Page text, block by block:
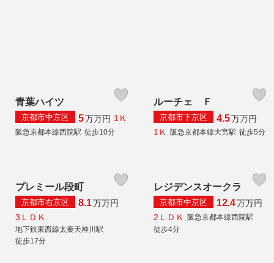
青葉ハイツ
京都市中京区 5万万円 1Ｋ
阪急京都本線西院駅 徒歩10分
ルーチェ Ｆ
京都市下京区 4.5万万円
1Ｋ
阪急京都本線大宮駅 徒歩5分
プレミール段町
京都市右京区 8.1万万円
3ＬＤＫ
地下鉄東西線太秦天神川駅
徒歩17分
レジデンスオークラ
京都市中京区 12.4万万円
2ＬＤＫ
阪急京都本線西院駅
徒歩4分